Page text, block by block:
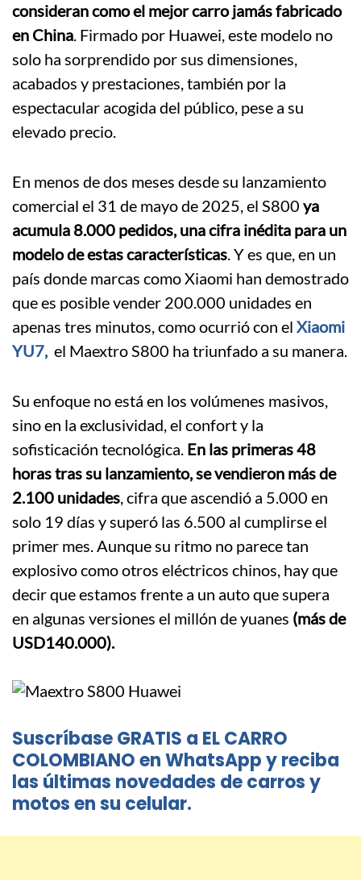
consideran como el mejor carro jamás fabricado
en China. Firmado por Huawei, este modelo no
solo ha sorprendido por sus dimensiones,
acabados y prestaciones, también por la
espectacular acogida del público, pese a su
elevado precio.
En menos de dos meses desde su lanzamiento
comercial el 31 de mayo de 2025, el S800 ya
acumula 8.000 pedidos, una cifra inédita para un
modelo de estas características. Y es que, en un
país donde marcas como Xiaomi han demostrado
que es posible vender 200.000 unidades en
apenas tres minutos, como ocurrió con el Xiaomi
YU7, el Maextro S800 ha triunfado a su manera.
Su enfoque no está en los volúmenes masivos,
sino en la exclusividad, el confort y la
sofisticación tecnológica. En las primeras 48
horas tras su lanzamiento, se vendieron más de
2.100 unidades, cifra que ascendió a 5.000 en
solo 19 días y superó las 6.500 al cumplirse el
primer mes. Aunque su ritmo no parece tan
explosivo como otros eléctricos chinos, hay que
decir que estamos frente a un auto que supera
en algunas versiones el millón de yuanes (más de
USD140.000).
Suscríbase GRATIS a EL CARRO
COLOMBIANO en WhatsApp y reciba
las últimas novedades de carros y
motos en su celular.